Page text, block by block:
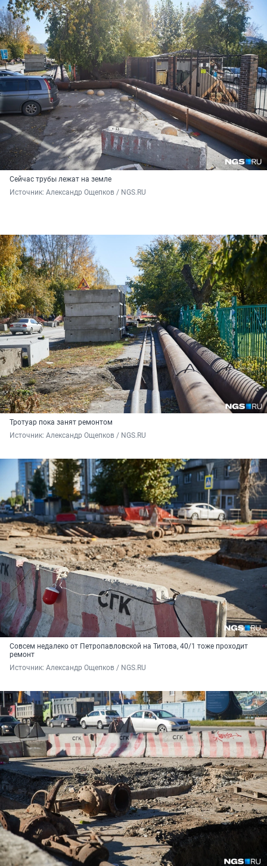
Сейчас трубы лежат на земле
Источник: Александр Ощепков / NGS.RU
Тротуар пока занят ремонтом
Источник: Александр Ощепков / NGS.RU
Совсем недалеко от Петропавловской на Титова, 40/1 тоже проходит
ремонт
Источник: Александр Ощепков / NGS.RU